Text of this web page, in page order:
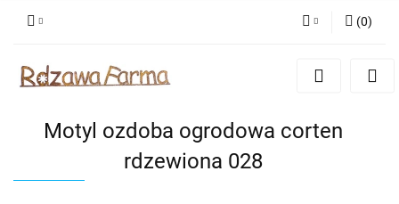
Zaloguj się
Dodaj zgłoszenie
(0)
Motyl ozdoba ogrodowa corten
rdzewiona 028